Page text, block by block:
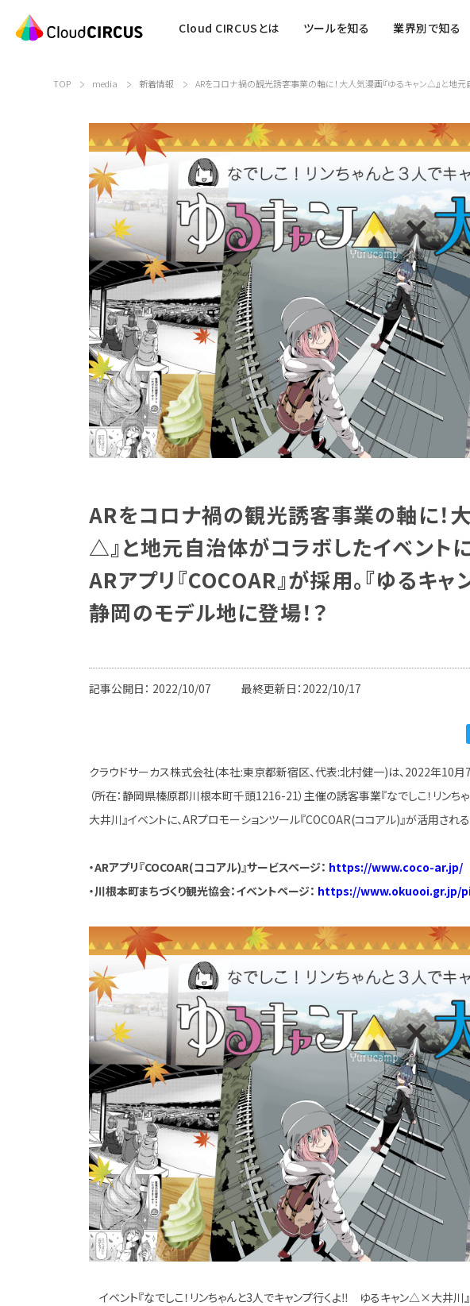
Cloud CIRCUSとは ツールを知る 業界別で知る
TOP media 新着情報 ARをコロナ禍の観光誘客事業の軸に！大人気漫画『ゆるキャン△』と地元
ARをコロナ禍の観光誘客事業の軸に！
△』と地元自治体がコラボしたイベント
ARアプリ『COCOAR』が採用。『ゆるキ
静岡のモデル地に登場！？
記事公開日： 2022/10/07 最終更新日：2022/10/17
クラウドサーカス株式会社(本社:東京都新宿区、代表:北村健一)は、2022年10
（所在：静岡県榛原郡川根本町千頭1216-21）主催の誘客事業『なでしこ！リン
大井川』イベントに、ARプロモーションツール『COCOAR(ココアル)』が活用され
・ARアプリ『COCOAR(ココアル)』サービスページ： https://www.coco-ar.jp/
・川根本町まちづくり観光協会：イベントページ： https://www.okuooi.gr.jp/
イベント『なでしこ！リンちゃんと3人でキャンプ行くよ‼ ゆるキャン△×大井川